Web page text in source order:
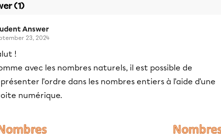
(1)
Answer
23, 2024
!
avec les nombres naturels, il est possible de
l'ordre dans les nombres entiers à l'aide d'une
numérique.